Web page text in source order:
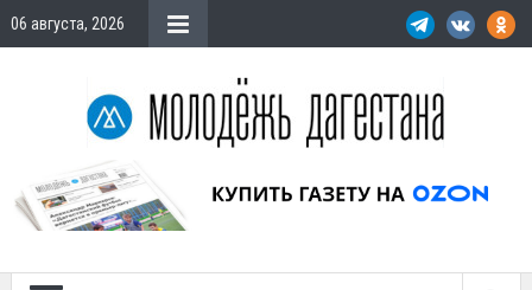
06 августа, 2026